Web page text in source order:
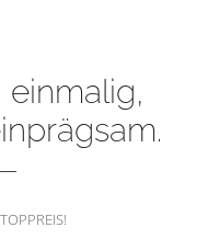
einmalig,